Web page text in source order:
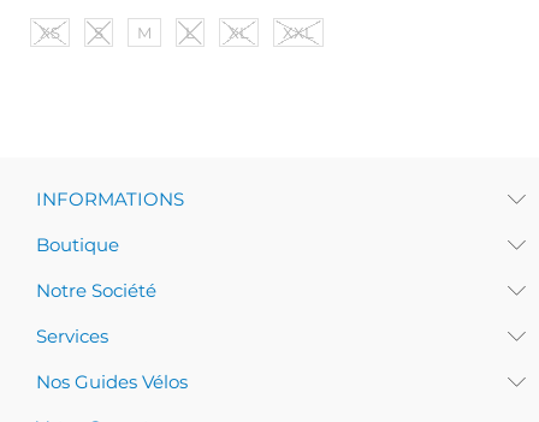
XS S M L XL XXL
INFORMATIONS
Boutique
Notre Société
Services
Nos Guides Vélos